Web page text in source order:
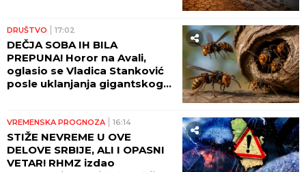
DRUŠTVO 17:02
DEČJA SOBA IH BILA
PREPUNA! Horor na Avali,
oglasio se Vladica Stanković
posle uklanjanja gigantskog
VREMENSKA PROGNOZA 16:14
STIŽE NEVREME U OVE
DELOVE SRBIJE, ALI I OPASNI
VETAR! RHMZ izdao